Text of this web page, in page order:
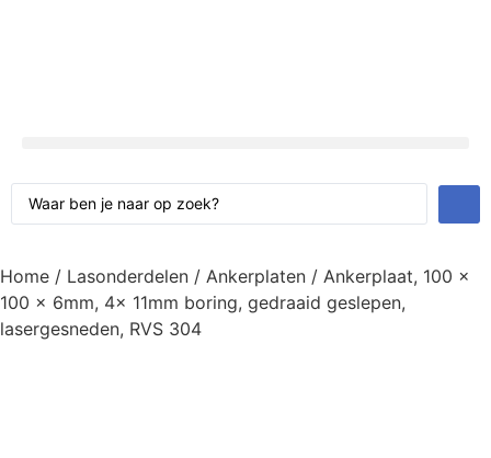
Home / Lasonderdelen / Ankerplaten / Ankerplaat, 100 x
100 x 6mm, 4x 11mm boring, gedraaid geslepen,
lasergesneden, RVS 304